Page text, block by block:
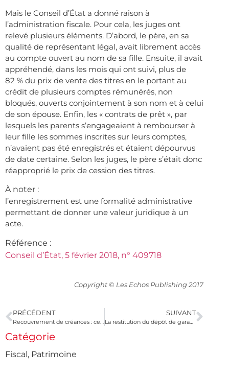
Mais le Conseil d’État a donné raison à
l’administration fiscale. Pour cela, les juges ont
relevé plusieurs éléments. D’abord, le père, en sa
qualité de représentant légal, avait librement accès
au compte ouvert au nom de sa fille. Ensuite, il avait
appréhendé, dans les mois qui ont suivi, plus de
82 % du prix de vente des titres en le portant au
crédit de plusieurs comptes rémunérés, non
bloqués, ouverts conjointement à son nom et à celui
de son épouse. Enfin, les « contrats de prêt », par
lesquels les parents s’engageaient à rembourser à
leur fille les sommes inscrites sur leurs comptes,
n’avaient pas été enregistrés et étaient dépourvus
de date certaine. Selon les juges, le père s’était donc
réapproprié le prix de cession des titres.
À noter :
l’enregistrement est une formalité administrative
permettant de donner une valeur juridique à un
acte.
Référence :
Conseil d’État, 5 février 2018, n° 409718
Copyright © Les Echos Publishing 2017
PRÉCÉDENT
Recouvrement de créances : ces sommes que vous ne devez pas payer !
SUIVANT
La restitution du dépôt de garantie reste la première source de litige entre bailleurs et locataires
Catégorie
Fiscal , Patrimoine